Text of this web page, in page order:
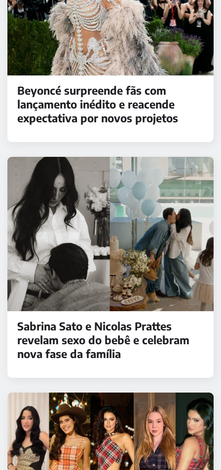
Beyoncé surpreende fãs com
lançamento inédito e reacende
expectativa por novos projetos
Sabrina Sato e Nicolas Prattes
revelam sexo do bebê e celebram
nova fase da família